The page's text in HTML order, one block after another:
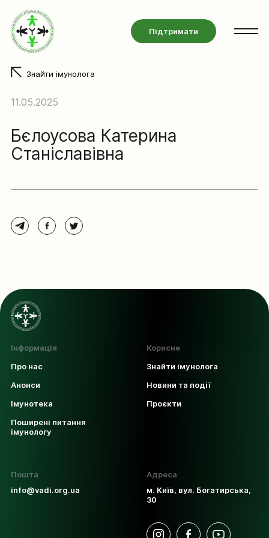
Підтримати
Знайти імунолога
11.05.2025
Бєлоусова Катерина
Станіславівна
Інформація
Про нас
Анонси
Імунотека
Поширені питання
імунологу
Корисне
Знайти імунолога
Новини та події
Проєкти
Пошта
info@vadi.org.ua
Адреса
м. Київ, вул. Богатирська,
30